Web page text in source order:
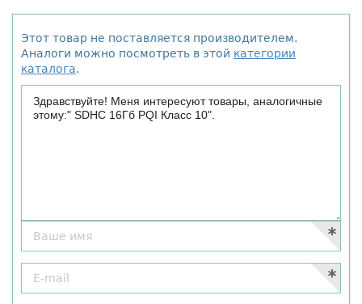
Этот товар не поставляется производителем.
Аналоги можно посмотреть в этой категории
каталога.